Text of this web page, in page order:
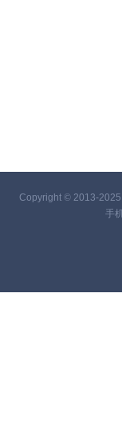
Copyright©2013-
手